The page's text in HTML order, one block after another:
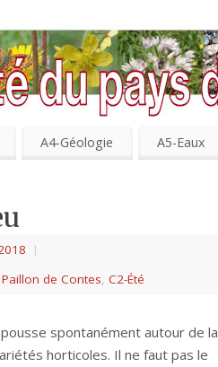
A4-Géologie A5-Eaux
|
de Contes, C2-Été
spontanément autour de la
horticoles. Il ne faut pas le